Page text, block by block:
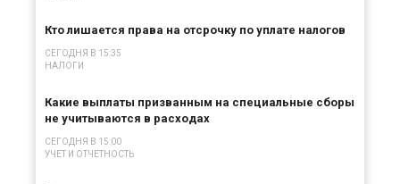
Кто лишается права на отсрочку по уплате налогов
СЕГОДНЯ В 15:35
НАЛОГИ
Какие выплаты призванным на специальные сборы
не учитываются в расходах
СЕГОДНЯ В 15:00
УЧЕТ И ОТЧЕТНОСТЬ